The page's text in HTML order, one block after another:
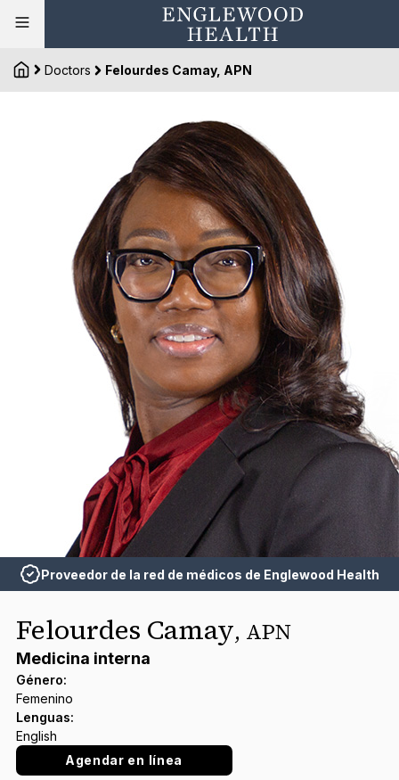
Doctors Felourdes Camay, APN
Proveedor de la red de médicos de Englewood Health
Felourdes Camay, APN
Medicina interna
Género:
Femenino
Lenguas:
English
Agendar en línea